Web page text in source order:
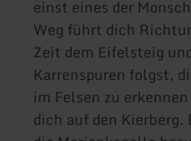
einst eines der
Weg führt dich
Zeit dem Eifelsteig
Karrenspuren folgst,
im Felsen zu
dich auf den